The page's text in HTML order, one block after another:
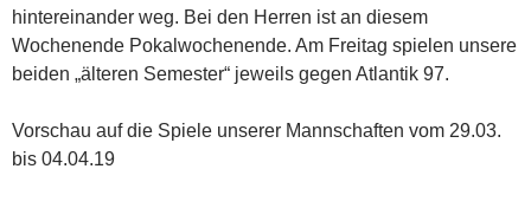
hintereinander weg. Bei den Herren ist an diesem
Wochenende Pokalwochenende. Am Freitag spielen unsere
beiden „älteren Semester“ jeweils gegen Atlantik 97.
Vorschau auf die Spiele unserer Mannschaften vom 29.03.
bis 04.04.19